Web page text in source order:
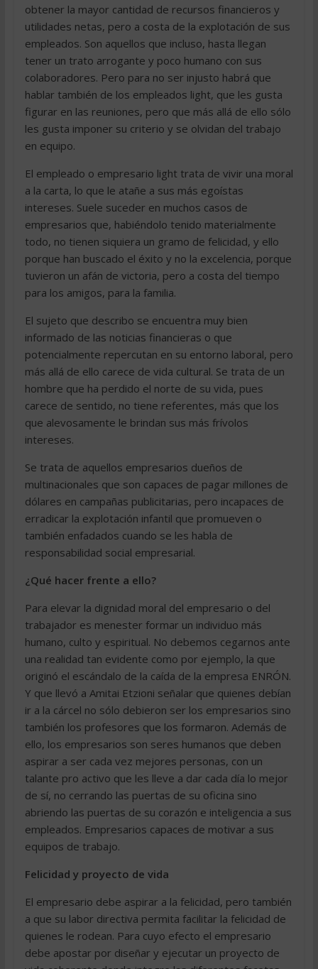
obtener la mayor cantidad de recursos financieros y
utilidades netas, pero a costa de la explotación de sus
empleados. Son aquellos que incluso, hasta llegan
tener un trato arrogante y poco humano con sus
colaboradores. Pero para no ser injusto habrá que
hablar también de los empleados light, que les gusta
figurar en las reuniones, pero que más allá de ello sólo
les gusta imponer su criterio y se olvidan del trabajo
en equipo.
El empleado o empresario light trata de vivir una moral
a la carta, lo que le atañe a sus más egoístas
intereses. Suele suceder en muchos casos de
empresarios que, habiéndolo tenido materialmente
todo, no tienen siquiera un gramo de felicidad, y ello
porque han buscado el éxito y no la excelencia, porque
tuvieron un afán de victoria, pero a costa del tiempo
para los amigos, para la familia.
El sujeto que describo se encuentra muy bien
informado de las noticias financieras o que
potencialmente repercutan en su entorno laboral, pero
más allá de ello carece de vida cultural. Se trata de un
hombre que ha perdido el norte de su vida, pues
carece de sentido, no tiene referentes, más que los
que alevosamente le brindan sus más frívolos
intereses.
Se trata de aquellos empresarios dueños de
multinacionales que son capaces de pagar millones de
dólares en campañas publicitarias, pero incapaces de
erradicar la explotación infantil que promueven o
también enfadados cuando se les habla de
responsabilidad social empresarial.
¿Qué hacer frente a ello?
Para elevar la dignidad moral del empresario o del
trabajador es menester formar un individuo más
humano, culto y espiritual. No debemos cegarnos ante
una realidad tan evidente como por ejemplo, la que
originó el escándalo de la caída de la empresa ENRÓN.
Y que llevó a Amitai Etzioni señalar que quienes debían
ir a la cárcel no sólo debieron ser los empresarios sino
también los profesores que los formaron. Además de
ello, los empresarios son seres humanos que deben
aspirar a ser cada vez mejores personas, con un
talante pro activo que les lleve a dar cada día lo mejor
de sí, no cerrando las puertas de su oficina sino
abriendo las puertas de su corazón e inteligencia a sus
empleados. Empresarios capaces de motivar a sus
equipos de trabajo.
Felicidad y proyecto de vida
El empresario debe aspirar a la felicidad, pero también
a que su labor directiva permita facilitar la felicidad de
quienes le rodean. Para cuyo efecto el empresario
debe apostar por diseñar y ejecutar un proyecto de